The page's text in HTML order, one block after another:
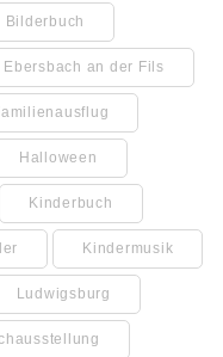
Bilderbuch
Ebersbach an der Fils
Halloween
Kinderbuch
Kindermusik
Ludwigsburg